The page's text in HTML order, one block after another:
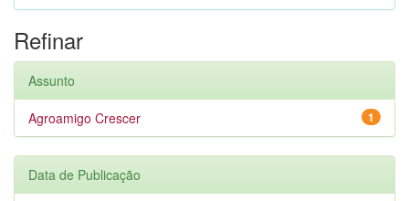
Refinar
Assunto
1
Agroamigo Crescer
Data de Publicação